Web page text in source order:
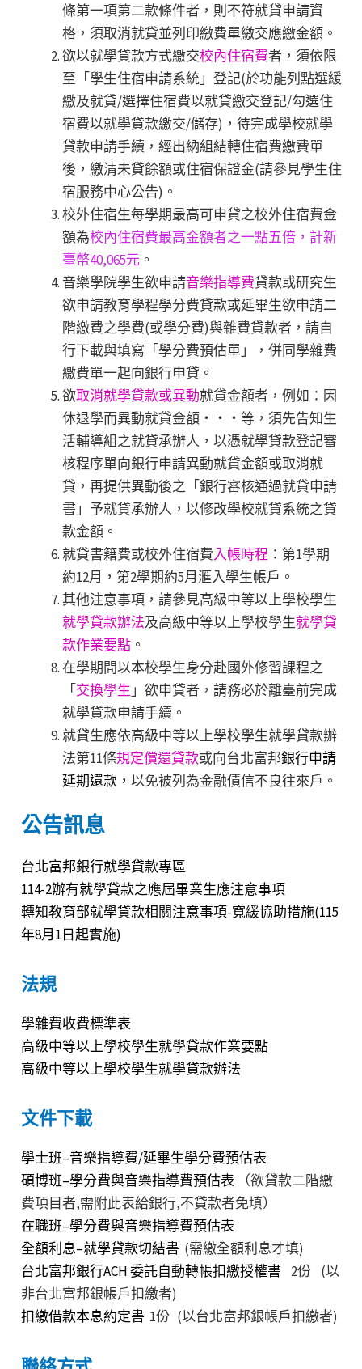
條第一項第二款條件者，則不符就貸申請資
格，須取消就貸並列印繳費單繳交應繳金額。
欲以就學貸款方式繳交校內住宿費者，須依限
至「學生住宿申請系統」登記(於功能列點選緩
繳及就貸/選擇住宿費以就貸繳交登記/勾選住
宿費以就學貸款繳交/儲存)，待完成學校就學
貸款申請手續，經出納組結轉住宿費繳費單
後，繳清未貸餘額或住宿保證金(請參見學生住
宿服務中心公告)。
校外住宿生每學期最高可申貸之校外住宿費金
額為校內住宿費最高金額者之一點五倍，計新
臺幣40,065元。
音樂學院學生欲申請音樂指導費貸款或研究生
欲申請教育學程學分費貸款或延畢生欲申請二
階繳費之學費(或學分費)與雜費貸款者，請自
行下載與填寫「學分費預估單」，併同學雜費
繳費單一起向銀行申貸。
欲取消就學貸款或異動就貸金額者，例如：因
休退學而異動就貸金額‧‧‧等，須先告知生
活輔導組之就貸承辦人，以憑就學貸款登記審
核程序單向銀行申請異動就貸金額或取消就
貸，再提供異動後之「銀行審核通過就貸申請
書」予就貸承辦人，以修改學校就貸系統之貸
款金額。
就貸書籍費或校外住宿費入帳時程 ：第1學期
約12月，第2學期約5月滙入學生帳戶。
其他注意事項，請參見高級中等以上學校學生
就學貸款辦法及高級中等以上學校學生就學貸
款作業要點。
在學期間以本校學生身分赴國外修習課程之
「交換學生 」欲申貸者，請務必於離臺前完成
就學貸款申請手續。
就貸生應依高級中等以上學校學生就學貸款辦
法第11條規定償還貸款或向台北富邦銀行申請
延期還款， 以免被列為金融債信不良往來戶。
公告訊息
台北富邦銀行就學貸款專區
114-2辦有就學貸款之應屆畢業生應注意事項
轉知教育部就學貸款相關注意事項-寬緩協助措施(115
年8月1日起實施)
法規
學雜費收費標準表
高級中等以上學校學生就學貸款作業要點
高級中等以上學校學生就學貸款辦法
文件下載
學士班–音樂指導費/延畢生學分費預估表
碩博班–學分費與音樂指導費預估表 （欲貸款二階繳
費項目者,需附此表給銀行,不貸款者免填）
在職班–學分費與音樂指導費預估表
全額利息–就學貸款切結書 (需繳全額利息才填)
台北富邦銀行ACH 委託自動轉帳扣繳授權書
2份 (以
非台北富邦銀帳戶扣繳者)
扣繳借款本息約定書 1份 (以台北富邦銀帳戶扣繳者)